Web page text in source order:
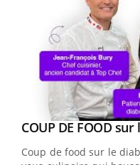
Youtube
COUP DE FOOD
Coup de food sur le
Youtube
Quand l’entreprise
"Les rendez-vous de la